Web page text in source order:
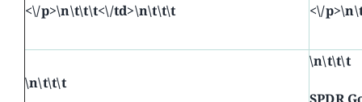
<\/p>\n\t\t\t<\/td>\n\t\t\t
<\/
\n\t\t\t
\n\t\t\t